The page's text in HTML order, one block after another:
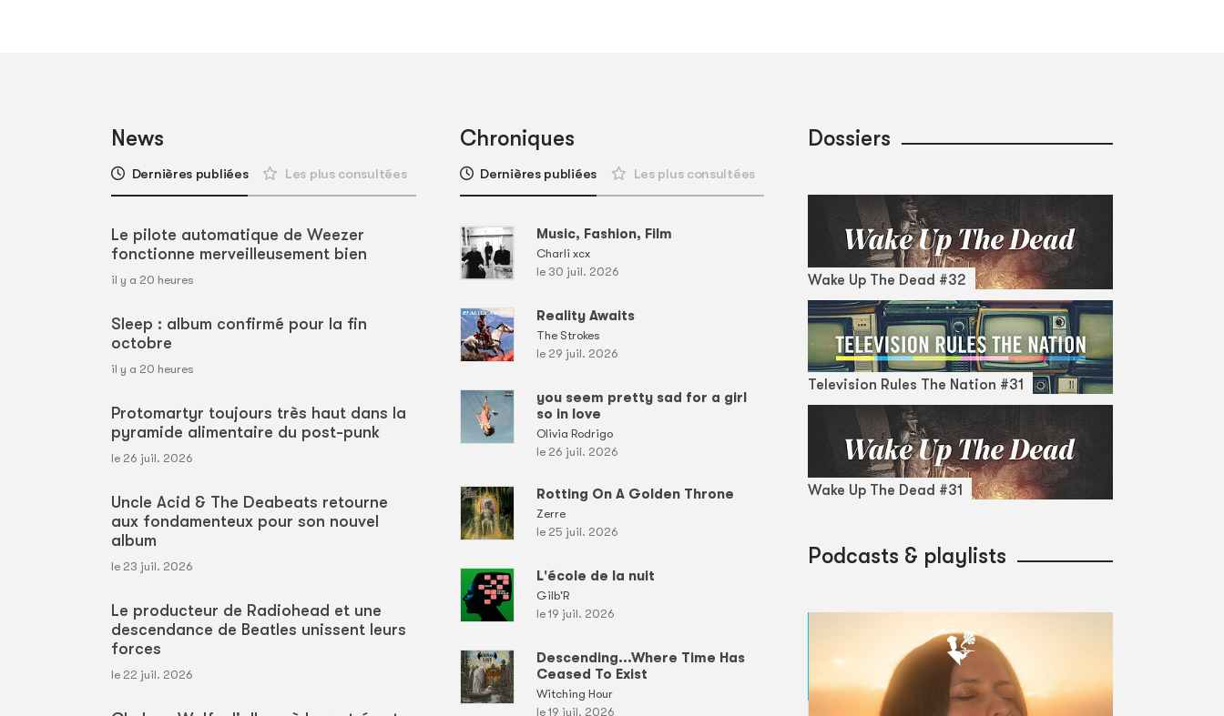
News
Dernières publiées Les plus consultées
Le pilote automatique de Weezer
fonctionne merveilleusement bien
il y a 20 heures
Sleep : album confirmé pour la fin
octobre
il y a 20 heures
Protomartyr toujours très haut dans la
pyramide alimentaire du post-punk
le 26 juil. 2026
Uncle Acid & The Deabeats retourne
aux fondamenteux pour son nouvel
album
le 23 juil. 2026
Le producteur de Radiohead et une
descendance de Beatles unissent leurs
forces
le 22 juil. 2026
Chroniques
Dernières publiées Les plus consultées
Music, Fashion, Film
Charli xcx
le 30 juil. 2026
Reality Awaits
The Strokes
le 29 juil. 2026
you seem pretty sad for a girl
so in love
Olivia Rodrigo
le 26 juil. 2026
Rotting On A Golden Throne
Zerre
le 25 juil. 2026
L'école de la nuit
Gilb'R
le 19 juil. 2026
Descending...Where Time Has
Ceased To Exist
Witching Hour
le 19 juil. 2026
Dossiers
Wake Up The Dead #32
Television Rules The Nation #31
Wake Up The Dead #31
Podcasts & playlists